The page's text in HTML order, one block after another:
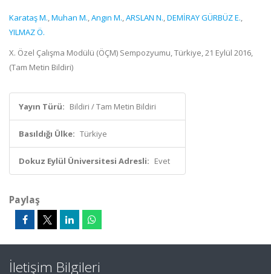
Karataş M.,Muhan M.,Angın M.,ARSLAN N.,DEMİRAY GÜRBÜZ E.,
YILMAZ Ö.
X. Özel Çalışma Modülü (ÖÇM) Sempozyumu, Türkiye, 21 Eylül 2016,
(Tam Metin Bildiri)
Yayın Türü: Bildiri / Tam Metin Bildiri
Basıldığı Ülke: Türkiye
Dokuz Eylül Üniversitesi Adresli: Evet
Paylaş
İletişim Bilgileri